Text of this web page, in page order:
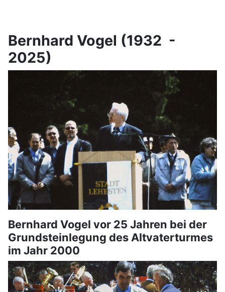
Bernhard Vogel (1932 -
2025)
Bernhard Vogel vor 25 Jahren bei der
Grundsteinlegung des Altvaterturmes
im Jahr 2000